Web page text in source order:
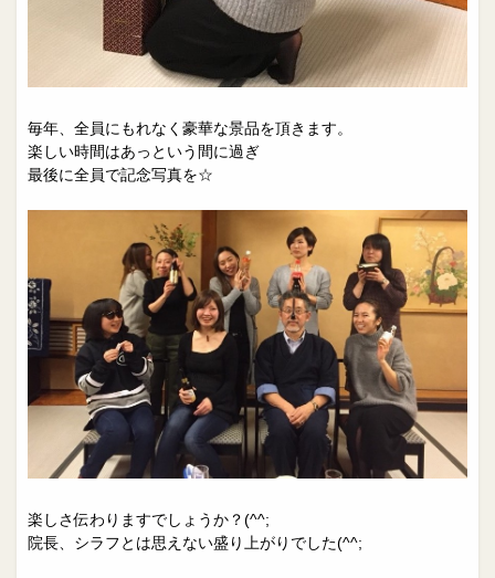
毎年、全員にもれなく豪華な景品を頂きます。
楽しい時間はあっという間に過ぎ
最後に全員で記念写真を☆
楽しさ伝わりますでしょうか？(^^;
院長、シラフとは思えない盛り上がりでした(^^;